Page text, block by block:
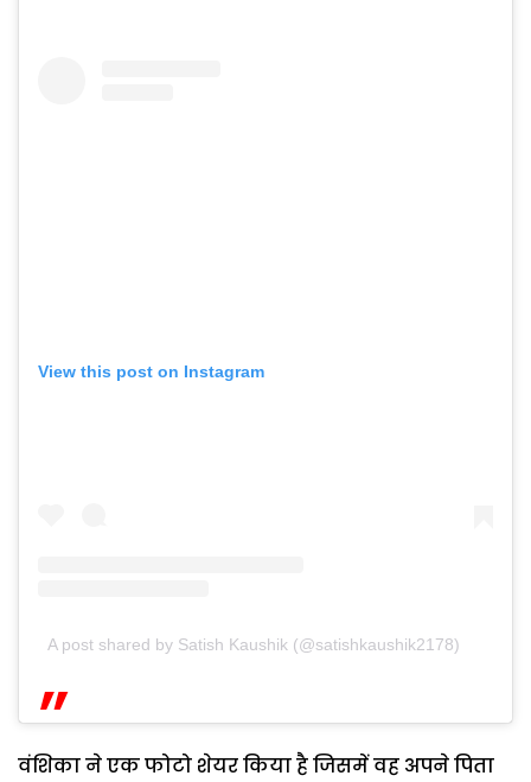
View this post on Instagram
A post shared by Satish Kaushik (@satishkaushik2178)
वंशिका ने एक फोटो शेयर किया है जिसमें वह अपने पिता